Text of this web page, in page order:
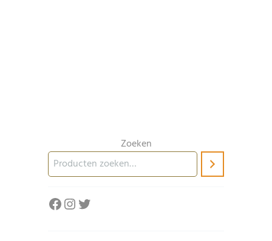
Zoeken
Facebook
Instagram
Twitter